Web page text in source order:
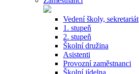
Vedení školy, sekretariát
1. stupeň
2. stupeň
Školní družina
Asistenti
Provozní zaměstnanci
Školní jídelna